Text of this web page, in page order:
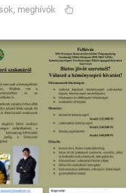
meghívók